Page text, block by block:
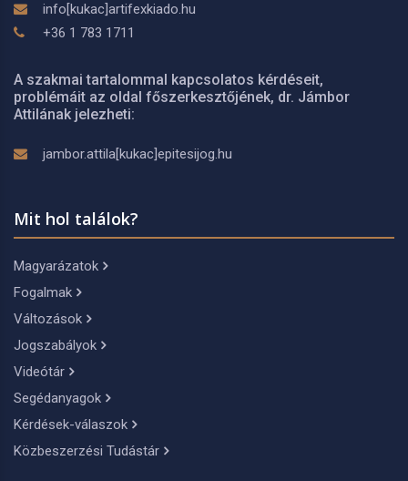
info[kukac]artifexkiado.hu
+36 1 783 1711
A szakmai tartalommal kapcsolatos kérdéseit,
problémáit az oldal főszerkesztőjének, dr. Jámbor
Attilának jelezheti:
jambor.attila[kukac]epitesijog.hu
Mit hol találok?
Magyarázatok
Fogalmak
Változások
Jogszabályok
Videótár
Segédanyagok
Kérdések-válaszok
Közbeszerzési Tudástár